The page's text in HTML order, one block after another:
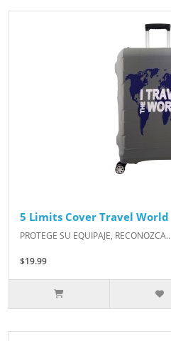
5 Limits Cover Travel World
PROTEGE SU EQUIPAJE, RECONOZCA..
$19.99